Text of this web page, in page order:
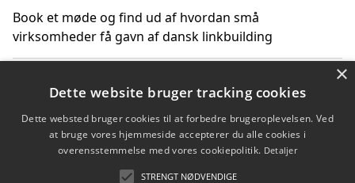
Book et møde og find ud af hvordan små
virksomheder få gavn af dansk linkbuilding
får du indgår et samarbejde
Hold et møde med en WordPress ekspert og vælg den
mest professionelle til at vedligeholde din løsning
×
Dette website bruger tracking cookies
Dette websted bruger cookies til at forbedre brugeroplevelsen. Ved
at bruge vores hjemmeside accepterer du alle cookies i
overensstemmelse med vores cookiepolitik. Detaljer
STRENGT NØDVENDIGE